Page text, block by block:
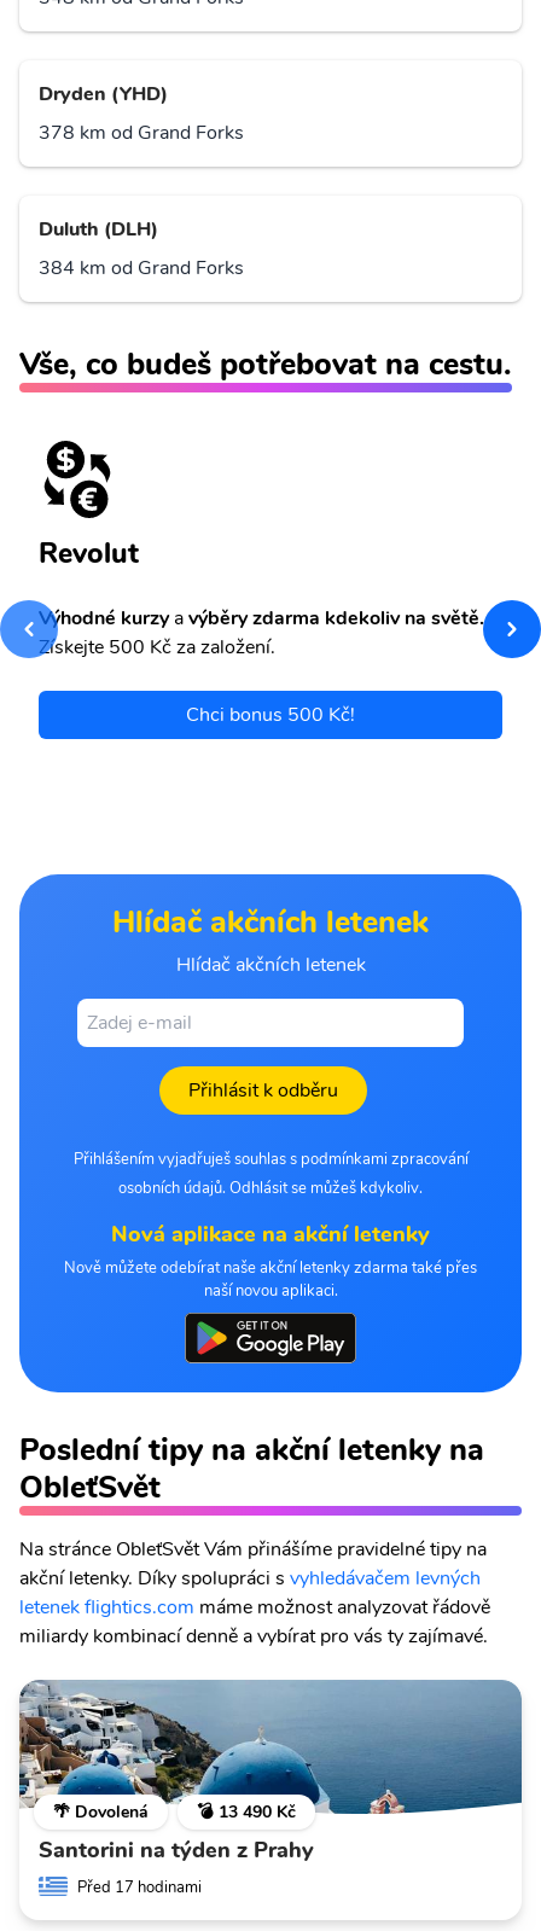
Dryden (YHD)
378 km od Grand Forks
Duluth (DLH)
384 km od Grand Forks
Vše, co budeš potřebovat na cestu.
Revolut
Výhodné kurzyavýběry zdarma kdekoliv na světě.
Získejte 500 Kč za založení.
Chci bonus 500 Kč!
Hlídač akčních letenek
Hlídač akčních letenek
Přihlásit k odběru
Přihlášením vyjadřuješ souhlas s podmínkami zpracování
osobních údajů. Odhlásit se můžeš kdykoliv.
Nová aplikace na akční letenky
Nově můžete odebírat naše akční letenky zdarma také přes
naší novou aplikaci.
Poslední tipy na akční letenky na
ObleťSvět
Na stránce ObleťSvět Vám přinášíme pravidelné tipy na
akční letenky. Díky spolupráci s vyhledávačem levných
letenek flightics.com máme možnost analyzovat řádově
miliardy kombinací denně a vybírat pro vás ty zajímavé.
🌴 Dovolená 💣 13 490 Kč
Santorini na týden z Prahy
Před 17 hodinami